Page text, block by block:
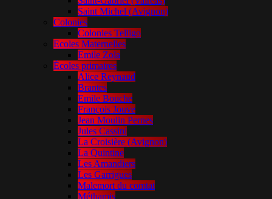
Saint Michel (Avignon)
Colonies
Colonies Telligo
Ecoles Maternelles
Emile Zola
Écoles primaires
Alice Reynaud
Brantes
Emile Bouche
François Jouve
Jean Moulin Pernes
Jules Cassini
La Croisière (Avignon)
La Quintine
Les Amandiers
Les Garrigues
Malemort du comtat
Méthamis